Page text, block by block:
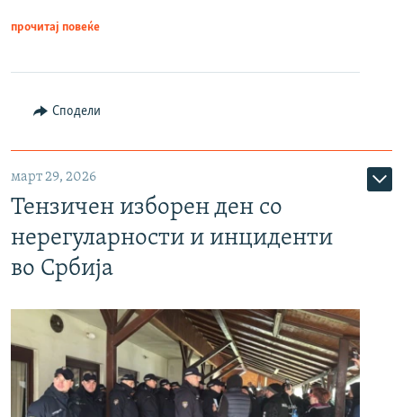
прочитај повеќе
Сподели
март 29, 2026
Тензичен изборен ден со
нерегуларности и инциденти
во Србија